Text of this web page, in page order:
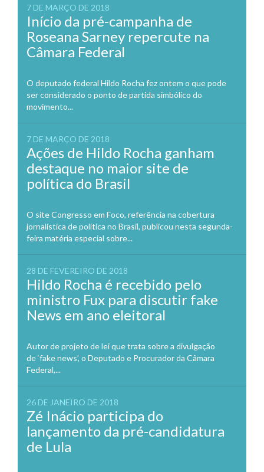
7 DE MARÇO DE 2018
Início da pré-campanha de
Roseana Sarney repercute na
Câmara Federal
O deputado federal Hildo Rocha fez ontem o que pode
ser considerado o ponto de partida simbólico do
movimento...
7 DE MARÇO DE 2018
Ações de Hildo Rocha ganham
destaque no maior site de
política do Brasil
O site Congresso em Foco, referência na cobertura
jornalística de política no Brasil, publicou nesta segunda-
feira matéria especial sobre...
28 DE FEVEREIRO DE 2018
Hildo Rocha é recebido pelo
ministro Fux para discutir fake
News em ano eleitoral
Autor de projeto de lei que trata sobre a divulgação
de ‘fake news’, o Deputado e Procurador da Câmara
Federal,...
26 DE JANEIRO DE 2018
Zé Inácio participa do
lançamento da pré-candidatura
de Lula